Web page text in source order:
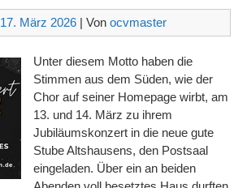
17. März 2026 | Von ocvmaster
Unter diesem Motto haben die
Stimmen aus dem Süden, wie der
Chor auf seiner Homepage wirbt, am
13. und 14. März zu ihrem
Jubiläumskonzert in die neue gute
Stube Altshausens, den Postsaal
eingeladen. Über ein an beiden